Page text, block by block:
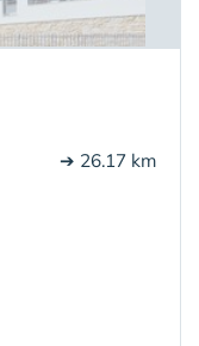
➔ 26.17 km